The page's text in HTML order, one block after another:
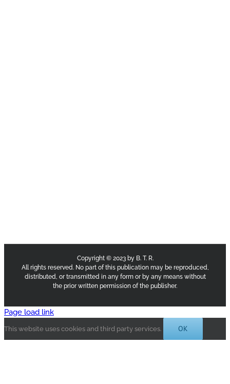
Copyright © 2023 by B. T. R.
All rights reserved. No part of this publication may be reproduced,
distributed, or transmitted in any form or by any means without
the prior written permission of the publisher.
Page load link
This website uses cookies and third party services. OK